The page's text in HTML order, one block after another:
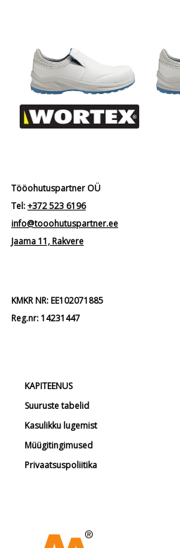
Tööohutuspartner OÜ
Tel:+372 523 6196
info@tooohutuspartner.ee
Jaama 11, Rakvere
KMKR NR: EE102071885
Reg.nr: 14231447
KAPITEENUS
Suuruste tabelid
Kasulikku lugemist
Müügitingimused
Privaatsuspoliitika